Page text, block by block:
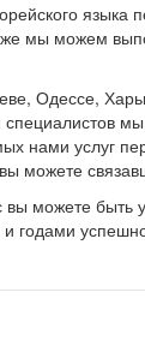
мы можем
Одессе,
нами услуг
можете
можете
годами